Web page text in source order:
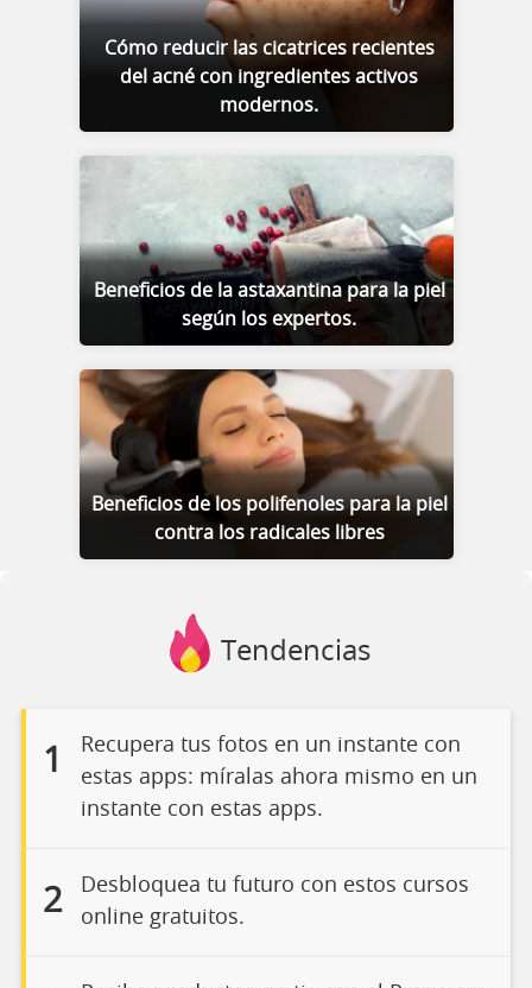
Cómo reducir las cicatrices recientes
del acné con ingredientes activos
modernos.
Beneficios de la astaxantina para la piel
según los expertos.
Beneficios de los polifenoles para la piel
contra los radicales libres
Tendencias
1
Recupera tus fotos en un instante con
estas apps: míralas ahora mismo en un
instante con estas apps.
2
Desbloquea tu futuro con estos cursos
online gratuitos.